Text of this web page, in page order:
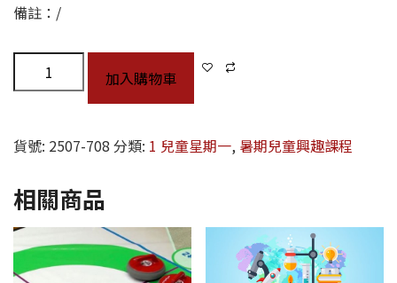
備註：/
加入購物車
貨號: 2507-708 分類: 1 兒童星期一, 暑期兒童興趣課程
相關商品